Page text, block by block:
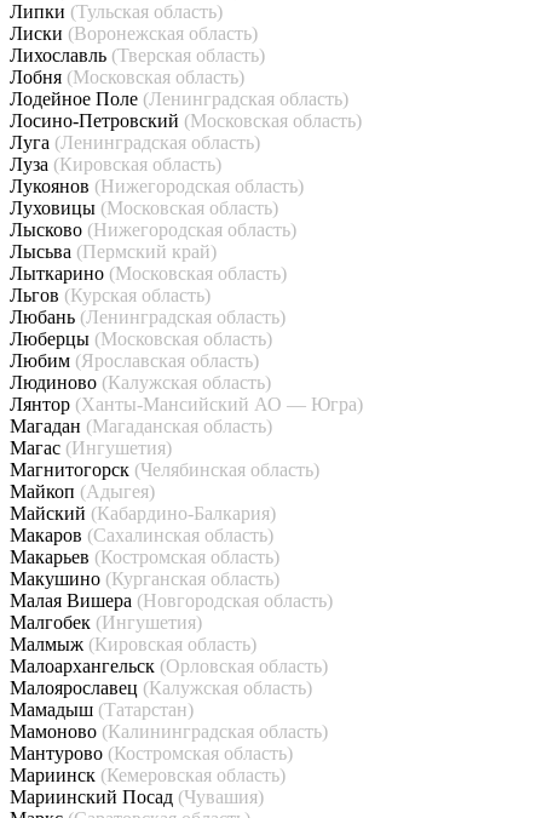
Липки (Тульская область)
Лиски (Воронежская область)
Лихославль (Тверская область)
Лобня (Московская область)
Лодейное Поле (Ленинградская область)
Лосино-Петровский (Московская область)
Луга (Ленинградская область)
Луза (Кировская область)
Лукоянов (Нижегородская область)
Луховицы (Московская область)
Лысково (Нижегородская область)
Лысьва (Пермский край)
Лыткарино (Московская область)
Льгов (Курская область)
Любань (Ленинградская область)
Люберцы (Московская область)
Любим (Ярославская область)
Людиново (Калужская область)
Лянтор (Ханты-Мансийский АО — Югра)
Магадан (Магаданская область)
Магас (Ингушетия)
Магнитогорск (Челябинская область)
Майкоп (Адыгея)
Майский (Кабардино-Балкария)
Макаров (Сахалинская область)
Макарьев (Костромская область)
Макушино (Курганская область)
Малая Вишера (Новгородская область)
Малгобек (Ингушетия)
Малмыж (Кировская область)
Малоархангельск (Орловская область)
Малоярославец (Калужская область)
Мамадыш (Татарстан)
Мамоново (Калининградская область)
Мантурово (Костромская область)
Мариинск (Кемеровская область)
Мариинский Посад (Чувашия)